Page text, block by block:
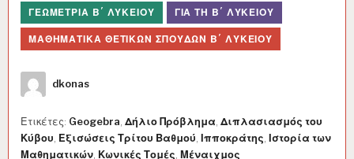
ΓΕΩΜΕΤΡΊΑ Β΄ ΛΥΚΕΊΟΥ
ΓΙΑ ΤΗ Β΄ ΛΥΚΕΊΟΥ
ΜΑΘΗΜΑΤΙΚΆ ΘΕΤΙΚΏΝ ΣΠΟΥΔΏΝ Β΄ ΛΥΚΕΊΟΥ
Συγγραφέας
dkonas
Ετικέτες: Geogebra Δήλιο Πρόβλημα Διπλασιασμός του
Κύβου Εξισώσεις Τρίτου Βαθμού Ιπποκράτης Ιστορία των
Μαθηματικών Κωνικές Τομές Μέναιχμος